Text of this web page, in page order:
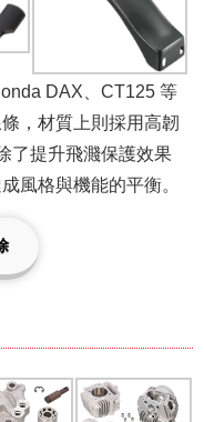
DAX、CT125 等
，材質上則採用高韌
了提升飛濺保護效果
風格與機能的平衡。